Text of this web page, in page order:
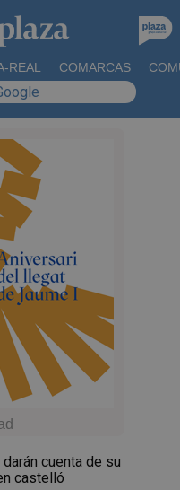
REAL COMARCAS
cuenta de su
castelló